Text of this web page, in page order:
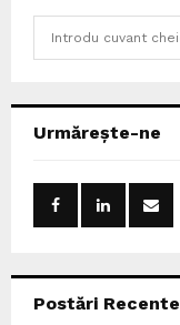
h
Urmărește-ne
Postări Recente